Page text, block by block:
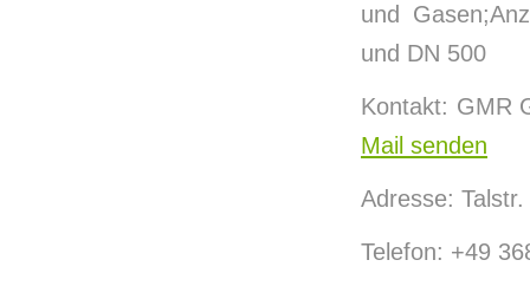
und
und DN 500
Kontakt: GMR
Mail senden
Adresse:
Telefon: +49